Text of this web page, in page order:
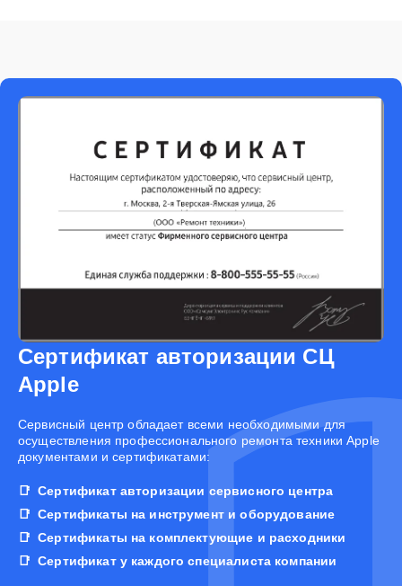
Сертификат авторизации СЦ
Apple
Cервисный центр обладает всеми необходимыми для
осуществления профессионального ремонта техники Apple
документами и сертификатами:
Сертификат авторизации сервисного центра
Сертификаты на инструмент и оборудование
Сертификаты на комплектующие и расходники
Сертификат у каждого специалиста компании